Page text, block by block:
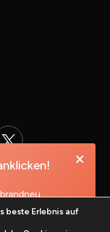
×
beste Erlebnis auf